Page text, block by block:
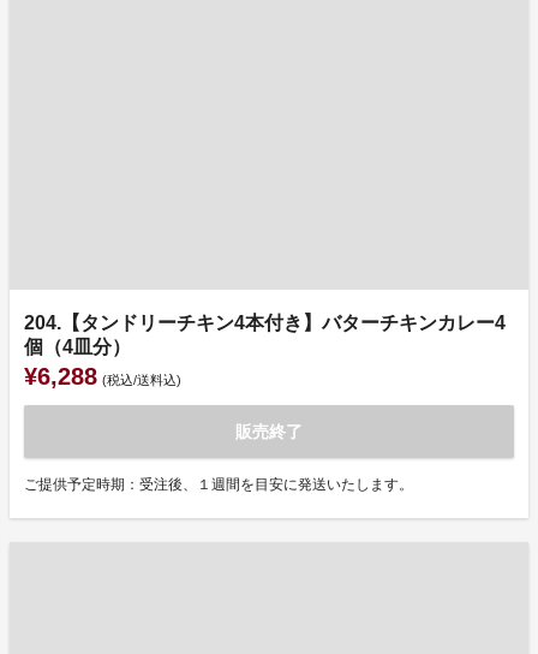
204.【タンドリーチキン4本付き】バターチキンカレー4
個（4皿分）
¥6,288 (税込/送料込)
販売終了
ご提供予定時期：受注後、１週間を目安に発送いたします。